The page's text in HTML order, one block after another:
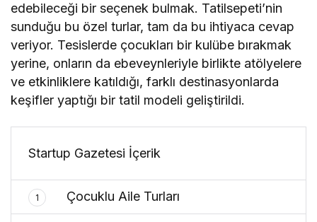
edebileceği bir seçenek bulmak. Tatilsepeti’nin
sunduğu bu özel turlar, tam da bu ihtiyaca cevap
veriyor. Tesislerde çocukları bir kulübe bırakmak
yerine, onların da ebeveynleriyle birlikte atölyelere
ve etkinliklere katıldığı, farklı destinasyonlarda
keşifler yaptığı bir tatil modeli geliştirildi.
Startup Gazetesi İçerik
1 Çocuklu Aile Turları